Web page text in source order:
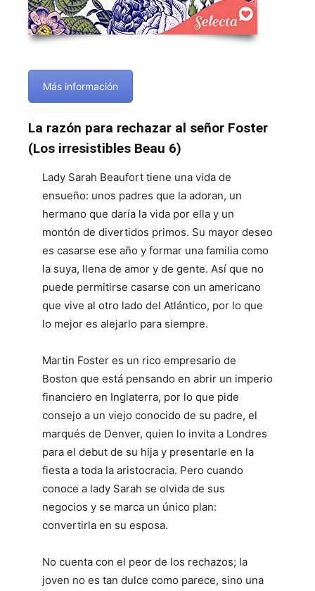
Más información
La razón para rechazar al señor Foster
(Los irresistibles Beau 6)
Lady Sarah Beaufort tiene una vida de
ensueño: unos padres que la adoran, un
hermano que daría la vida por ella y un
montón de divertidos primos. Su mayor deseo
es casarse ese año y formar una familia como
la suya, llena de amor y de gente. Así que no
puede permitirse casarse con un americano
que vive al otro lado del Atlántico, por lo que
lo mejor es alejarlo para siempre.
Martin Foster es un rico empresario de
Boston que está pensando en abrir un imperio
financiero en Inglaterra, por lo que pide
consejo a un viejo conocido de su padre, el
marqués de Denver, quien lo invita a Londres
para el debut de su hija y presentarle en la
fiesta a toda la aristocracia. Pero cuando
conoce a lady Sarah se olvida de sus
negocios y se marca un único plan:
convertirla en su esposa.
No cuenta con el peor de los rechazos; la
joven no es tan dulce como parece, sino una